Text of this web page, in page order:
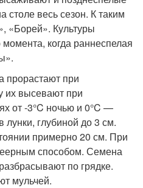
столе весь сезон. К таким
«Борей». Культуры
когда раннеспелая
прорастают при
их высевают при
от -3°C ночью и 0°C —
глубиной до 3 см.
примерно 20 см. При
способом. Семена
по грядке.
мульчей.